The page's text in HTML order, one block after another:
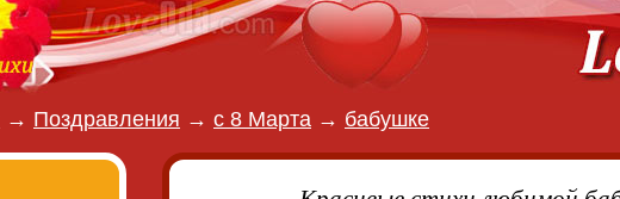
→ Поздравления → с 8 Марта → бабушке